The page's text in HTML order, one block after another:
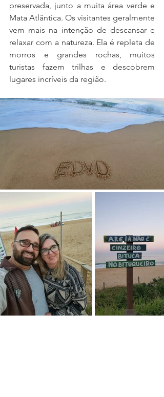
preservada, junto a muita área verde e
Mata Atlântica. Os visitantes geralmente
vem mais na intenção de descansar e
relaxar com a natureza. Ela é repleta de
morros e grandes rochas, muitos
turistas fazem trilhas e descobrem
lugares incríveis da região.